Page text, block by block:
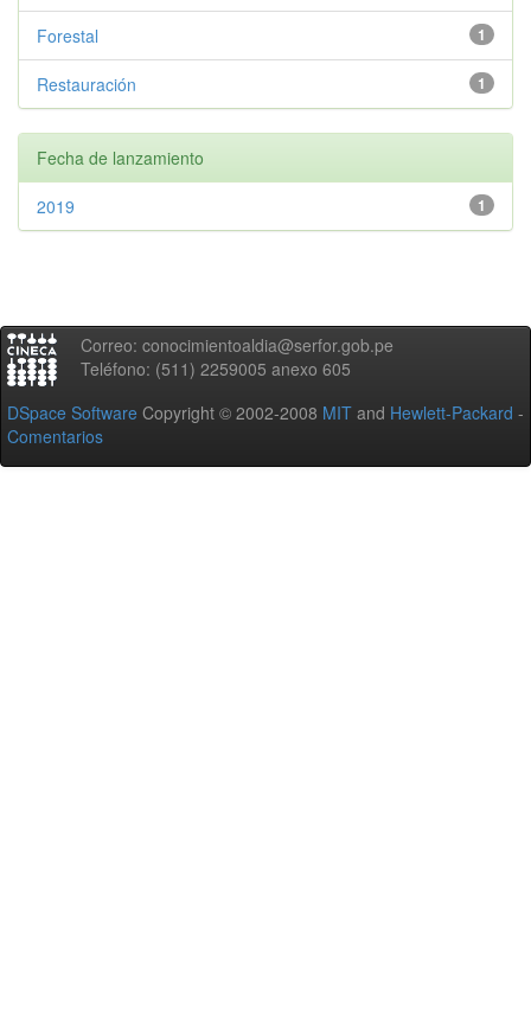
1
Forestal
1
Restauración
Fecha de lanzamiento
1
2019
Correo: conocimientoaldia@serfor.gob.pe
Teléfono: (511) 2259005 anexo 605
DSpace Software Copyright © 2002-2008 MIT and Hewlett-Packard -
Comentarios